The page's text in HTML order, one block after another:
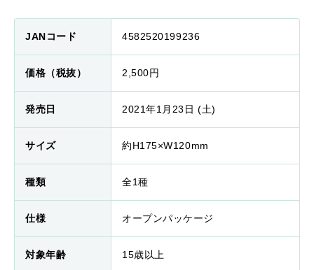
JANコード 4582520199236
価格（税抜） 2,500円
発売日 2021年1月23日 (土)
サイズ 約H175×W120mm
種類 全1種
仕様 オープンパッケージ
対象年齢 15歳以上